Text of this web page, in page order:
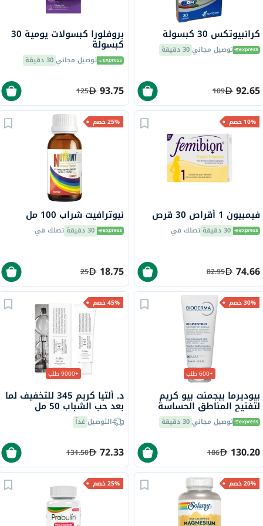
كرانبيوتكس 30 كبسولة
توصيل مجاني30 دقيقة
92.65
109
بروفلورا كبسولات يومية 30
كبسولة
توصيل مجاني30 دقيقة
93.75
125
10% خصم
فيمبيون 1 أقراص 30 قرص
30 دقيقة تصلك في
74.66
82.95
25% خصم
نيوترافيت شراب 100 مل
30 دقيقة تصلك في
18.75
25
30% خصم
+600 طلب
بيوديرما بيجمنت بيو كريم
لتفتيح المناطق الحساسة
شديدة التصبغ 75 مل
توصيل مجاني30 دقيقة
130.20
186
45% خصم
+9000 طلب
د. ألتيا كريم 345 للتخفيف لما
بعد حب الشباب 50 مل
التوصيلغداً
72.33
131.50
20% خصم 25% خصم